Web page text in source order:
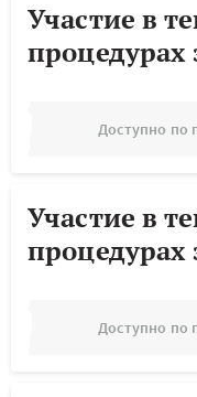
Участие в
процедурах
Доступно по
Участие в
процедурах
Доступно по